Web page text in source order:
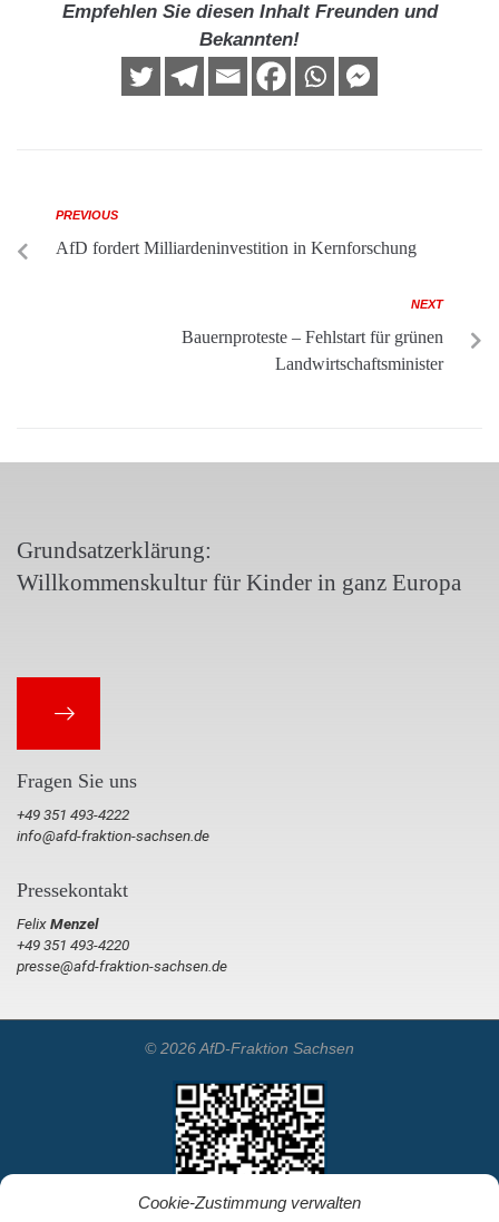
Cookie-Zustimmung verwalten
Empfehlen Sie diesen Inhalt Freunden und
Bekannten!
PREVIOUS
AfD fordert Milliardeninvestition in Kernforschung
NEXT
Bauernproteste – Fehlstart für grünen
Landwirtschaftsminister
Grundsatzerklärung:
Willkommenskultur für Kinder in ganz Europa
Fragen Sie uns
+49 351 493-4222
info@afd-fraktion-sachsen.de
Pressekontakt
FelixMenzel
+49 351 493-4220
presse@afd-fraktion-sachsen.de
© 2026 AfD-Fraktion Sachsen